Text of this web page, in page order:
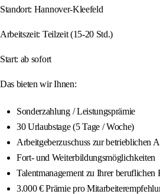
Standort: Hannover-Kleefeld
Arbeitszeit: Teilzeit (15-20 Std.)
Start: ab sofort
Das bieten wir Ihnen:
Sonderzahlung / Leistungsprämie
30 Urlaubstage (5 Tage / Woche)
Arbeitgeberzuschuss zur betrieblichen
Fort- und Weiterbildungsmöglichkeiten
Talentmanagement zu Ihrer
3.000 € Prämie pro